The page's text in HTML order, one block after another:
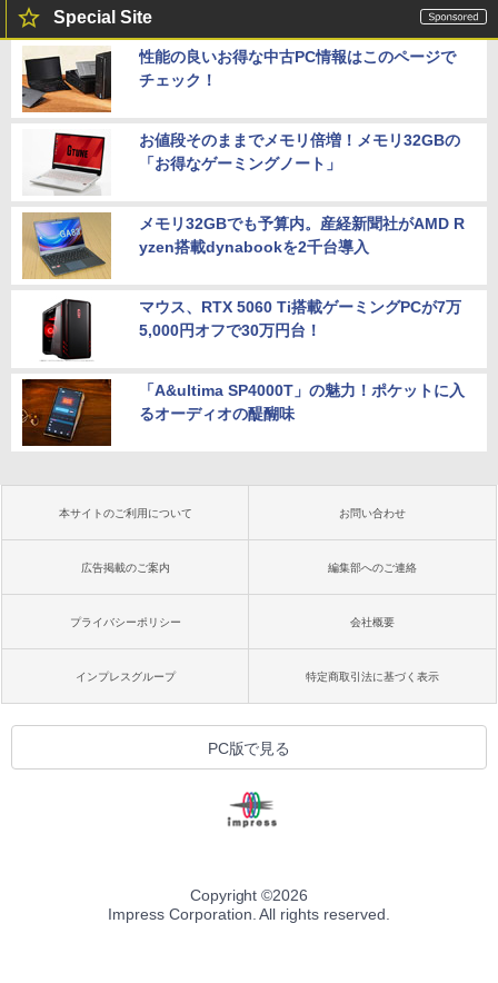
Special Site
性能の良いお得な中古PC情報はこのページで
チェック！
お値段そのままでメモリ倍増！メモリ32GBの
「お得なゲーミングノート」
メモリ32GBでも予算内。産経新聞社がAMD R
yzen搭載dynabookを2千台導入
マウス、RTX 5060 Ti搭載ゲーミングPCが7万
5,000円オフで30万円台！
「A&ultima SP4000T」の魅力！ポケットに入
るオーディオの醍醐味
本サイトのご利用について お問い合わせ
広告掲載のご案内 編集部へのご連絡
プライバシーポリシー 会社概要
インプレスグループ 特定商取引法に基づく表示
PC版で見る
Copyright ©2026
Impress Corporation. All rights reserved.